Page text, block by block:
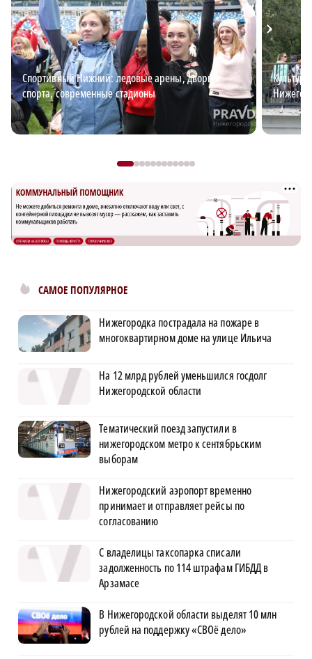
Спортивный Нижний: ледовые арены, дворцы
спорта, современные стадионы
САМОЕ ПОПУЛЯРНОЕ
Нижегородка пострадала на пожаре в
многоквартирном доме на улице Ильича
На 12 млрд рублей уменьшился госдолг
Нижегородской области
Тематический поезд запустили в
нижегородском метро к сентябрьским
выборам
Нижегородский аэропорт временно
принимает и отправляет рейсы по
согласованию
С владелицы таксопарка списали
задолженность по 114 штрафам ГИБДД в
Арзамасе
В Нижегородской области выделят 10 млн
рублей на поддержку «СВОё дело»